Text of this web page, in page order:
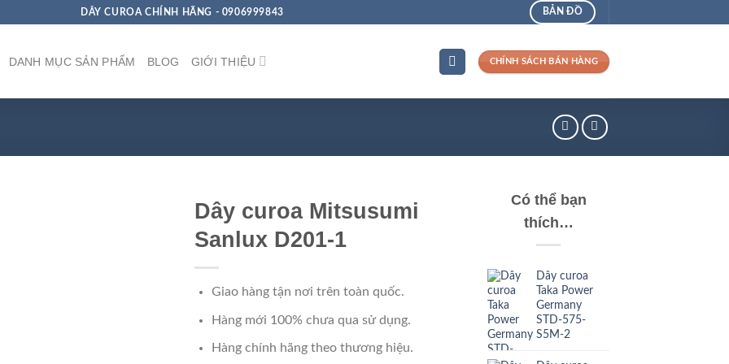
DÂY CUROA CHÍNH HÃNG - 0906999843 BẢN ĐỒ
DANH MỤC SẢN PHẨM BLOG GIỚI THIỆU CHÍNH SÁCH BÁN HÀNG
Dây curoa Mitsusumi
Sanlux D201-1
Giao hàng tận nơi trên toàn quốc.
Hàng mới 100% chưa qua sử dụng.
Hàng chính hãng theo thương hiệu.
Có thể bạn
thích…
Dây curoa
Taka Power
Germany
STD-575-
S5M-2